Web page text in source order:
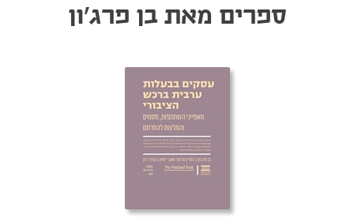
ספרים מאת בן פרג'ון